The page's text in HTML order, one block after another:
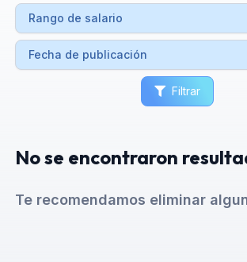
Filtrar
No se encontraron
Te recomendamos eliminar